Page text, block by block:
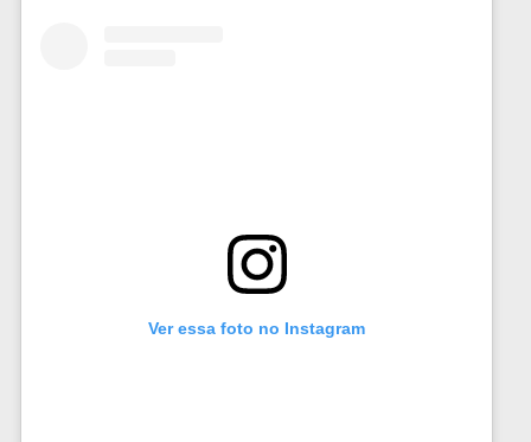
Ver essa foto no Instagram